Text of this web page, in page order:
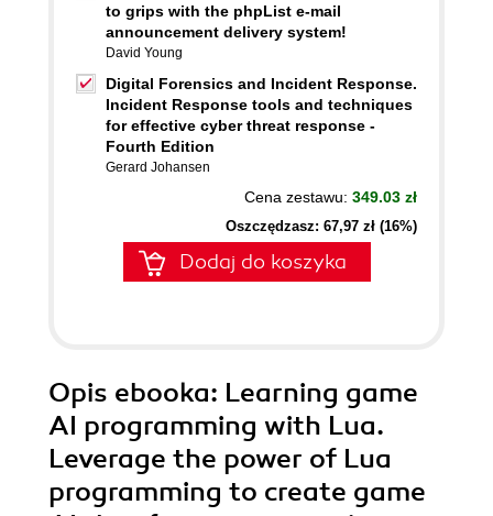
to grips with the phpList e-mail
announcement delivery system!
David Young
Digital Forensics and Incident Response.
Incident Response tools and techniques
for effective cyber threat response -
Fourth Edition
Gerard Johansen
Cena zestawu: 349.03 zł
Oszczędzasz: 67,97 zł (16%)
Dodaj do koszyka
Opis ebooka: Learning game
AI programming with Lua.
Leverage the power of Lua
programming to create game